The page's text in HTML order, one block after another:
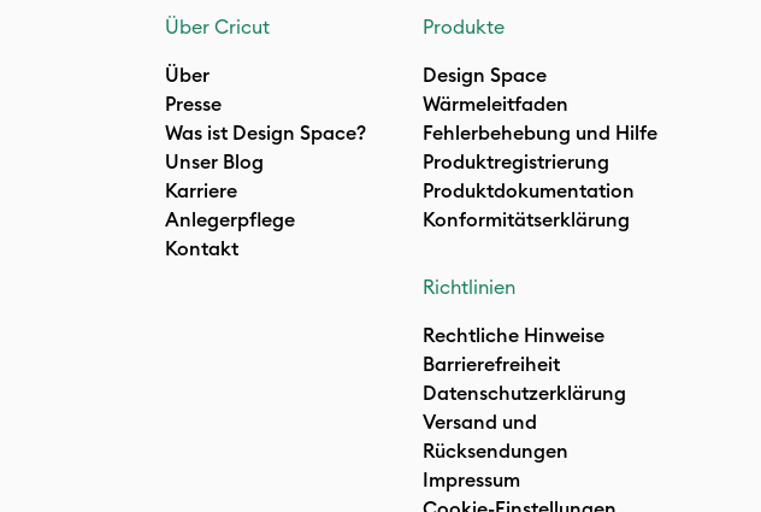
Über Cricut
Über
Presse
Was ist Design Space?
Unser Blog
Karriere
Anlegerpflege
Kontakt
Produkte
Design Space
Wärmeleitfaden
Fehlerbehebung und Hilfe
Produktregistrierung
Produktdokumentation
Konformitätserklärung
Richtlinien
Rechtliche Hinweise
Barrierefreiheit
Datenschutzerklärung
Versand und
Rücksendungen
Impressum